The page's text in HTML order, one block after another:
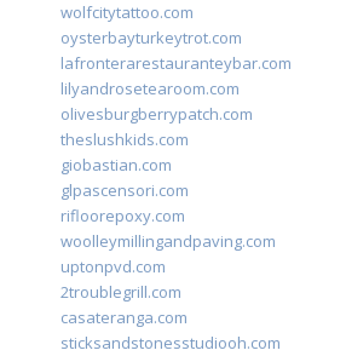
wolfcitytattoo.com
oysterbayturkeytrot.com
lafronterarestauranteybar.com
lilyandrosetearoom.com
olivesburgberrypatch.com
theslushkids.com
giobastian.com
glpascensori.com
rifloorepoxy.com
woolleymillingandpaving.com
uptonpvd.com
2troublegrill.com
casateranga.com
sticksandstonesstudiooh.com